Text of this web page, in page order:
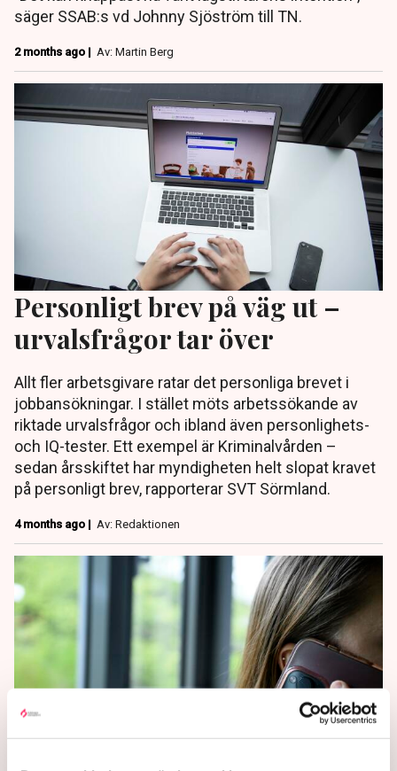
säger SSAB:s vd Johnny Sjöström till TN.
2 months ago | Av: Martin Berg
Personligt brev på väg ut –
urvalsfrågor tar över
Allt fler arbetsgivare ratar det personliga brevet i
jobbansökningar. I stället möts arbetssökande av
riktade urvalsfrågor och ibland även personlighets-
och IQ-tester. Ett exempel är Kriminalvården –
sedan årsskiftet har myndigheten helt slopat kravet
på personligt brev, rapporterar SVT Sörmland.
4 months ago | Av: Redaktionen